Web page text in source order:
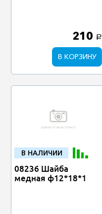
210 a
В КОРЗИНУ
В НАЛИЧИИ
08236 Шайба
медная ф12*18*1